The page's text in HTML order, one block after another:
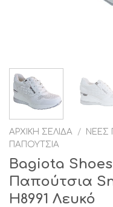
ΑΡΧΙΚΉ ΣΕΛΊΔΑ / ΝΈΕΣ
ΠΑΠΟΎΤΣΙΑ
Bagiota Shoes
Παπούτσια
H8991 Λευκό